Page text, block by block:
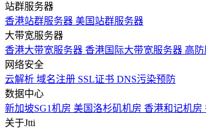
站群服务器
香港站群服务器 美国站群服务器
大带宽服务器
香港大带宽服务器 香港国际大带宽服务器 高
网络安全
云解析 域名注册 SSL证书 DNS污染预防
数据中心
新加坡SG1机房 美国洛杉矶机房 香港和记机房
关于Jtti